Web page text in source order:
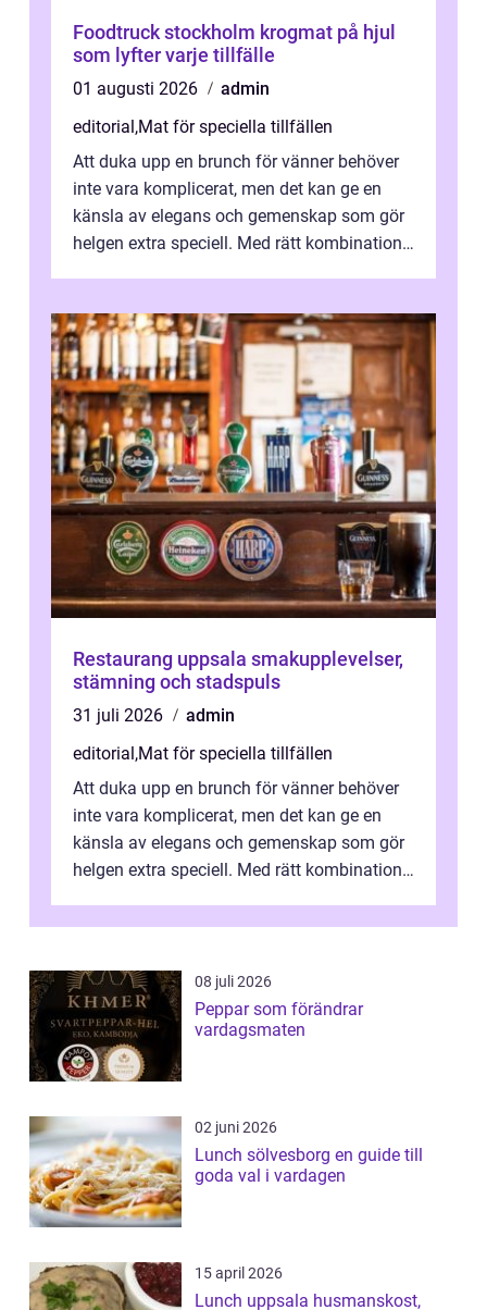
Foodtruck stockholm krogmat på hjul
som lyfter varje tillfälle
01 augusti 2026
admin
editorial,Mat för speciella tillfällen
Att duka upp en brunch för vänner behöver
inte vara komplicerat, men det kan ge en
känsla av elegans och gemenskap som gör
helgen extra speciell. Med rätt kombination
Restaurang uppsala smakupplevelser,
stämning och stadspuls
31 juli 2026
admin
editorial,Mat för speciella tillfällen
Att duka upp en brunch för vänner behöver
inte vara komplicerat, men det kan ge en
känsla av elegans och gemenskap som gör
helgen extra speciell. Med rätt kombination
08 juli 2026
Peppar som förändrar
vardagsmaten
02 juni 2026
Lunch sölvesborg en guide till
goda val i vardagen
15 april 2026
Lunch uppsala husmanskost,